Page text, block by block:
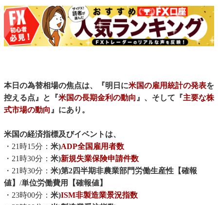
本日の為替相場の焦点は、『明日に米国の雇用統計の発表を
控える点』と『米国の長期金利の動向』、そして『主要な株
式市場の動向』にあり。
米国の経済指標及びイベントは、
・21時15分： 米)ADP全国雇用者数
・21時30分： 米)新規失業保険申請件数
・21時30分： 米)第2四半期非農業部門労働生産性【確報
値】 /単位労働費用【確報値】
・23時00分： 米)ISM非製造業景況指数